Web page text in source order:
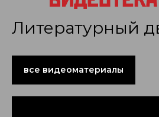
Литературный
все видеоматериалы